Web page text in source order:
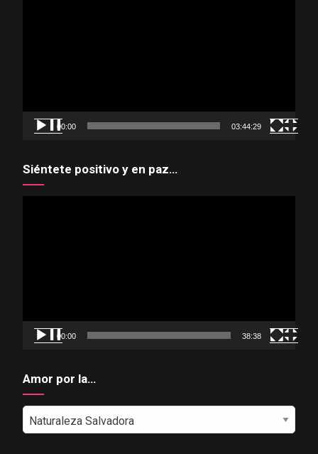
00:00 03:44:29
Siéntete positivo y en paz…
00:00 38:38
Amor por la…
por